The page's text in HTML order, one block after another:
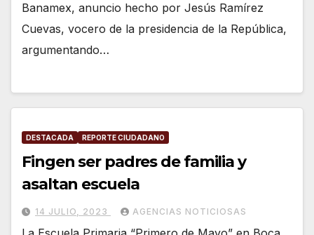
Banamex, anuncio hecho por Jesús Ramírez
Cuevas, vocero de la presidencia de la República,
argumentando…
DESTACADA REPORTE CIUDADANO
Fingen ser padres de familia y
asaltan escuela
14 JULIO, 2023 AGENCIAS NOTICIOSAS